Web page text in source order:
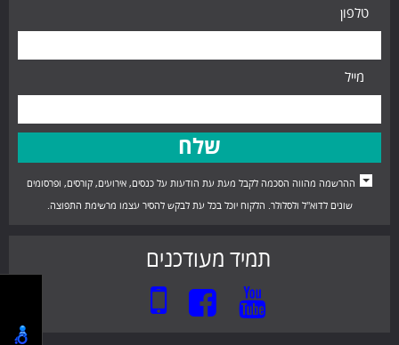
טלפון
מייל
ההרשמה מהווה הסכמה לקבל מעת עת הודעות על כנסים, אירועים, קורסים, ופרסומים
שונים לדוא"ל ולסלולר. הלקוח יוכל בכל עת לבקש להסיר עצמו מרשימת התפוצה.
תמיד מעודכנים